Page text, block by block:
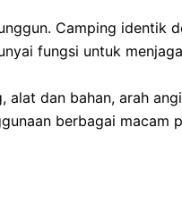
Camping identik
fungsi untuk
dan bahan, arah
berbagai